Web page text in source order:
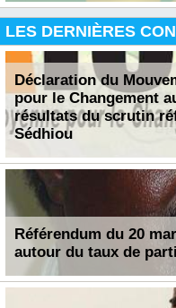
LES DERNIÈRES
Déclaration du
pour le Changement
résultats du scrutin
Sédhiou
Référendum du 20
autour du taux de